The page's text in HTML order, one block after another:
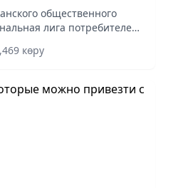
общественного
лига потребителей»
конференции,
көру